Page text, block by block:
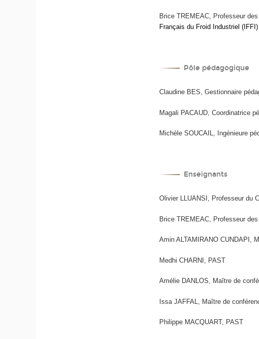
Brice TREMEAC, Professeur des
Français du Froid Industriel (IFFI)
Pôle pédagogique
Claudine BES, Gestionnaire
Magali PACAUD, Coordinatrice
Michèle SOUCAIL, Ingénieure
Enseignants
Olivier LLUANSI, Professeur du
Brice TREMEAC, Professeur
Amin ALTAMIRANO CUNDAPI,
Medhi CHARNI, PAST
Amélie DANLOS, Maître de
Issa JAFFAL, Maître de
Philippe MACQUART, PAST